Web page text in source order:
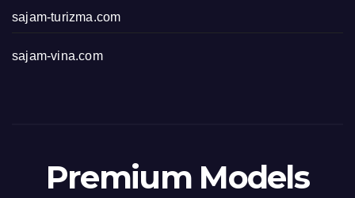
sajam-turizma.com
sajam-vina.com
Premium Models